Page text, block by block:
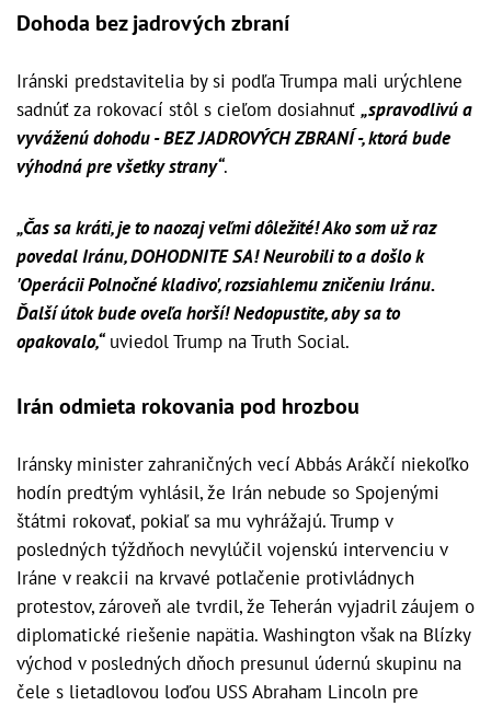
Dohoda bez jadrových zbraní
Iránski predstavitelia by si podľa Trumpa mali urýchlene
sadnúť za rokovací stôl s cieľom dosiahnuť „spravodlivú a
vyváženú dohodu - BEZ JADROVÝCH ZBRANÍ -, ktorá bude
výhodná pre všetky strany“.
„Čas sa kráti, je to naozaj veľmi dôležité! Ako som už raz
povedal Iránu, DOHODNITE SA! Neurobili to a došlo k
'Operácii Polnočné kladivo', rozsiahlemu zničeniu Iránu.
Ďalší útok bude oveľa horší! Nedopustite, aby sa to
opakovalo,“uviedol Trump na Truth Social.
Irán odmieta rokovania pod hrozbou
Iránsky minister zahraničných vecí Abbás Arákčí niekoľko
hodín predtým vyhlásil, že Irán nebude so Spojenými
štátmi rokovať, pokiaľ sa mu vyhrážajú. Trump v
posledných týždňoch nevylúčil vojenskú intervenciu v
Iráne v reakcii na krvavé potlačenie protivládnych
protestov, zároveň ale tvrdil, že Teherán vyjadril záujem o
diplomatické riešenie napätia. Washington však na Blízky
východ v posledných dňoch presunul údernú skupinu na
čele s lietadlovou loďou USS Abraham Lincoln pre